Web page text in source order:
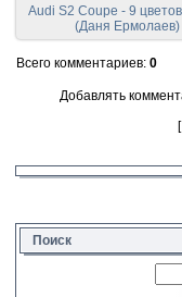
Audi S2 Coupe - 9
(Даня Ермолаев)
Всего комментариев: 0
Добавлять
[
Поиск